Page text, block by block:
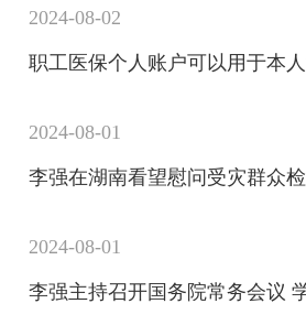
2024-08-02
2024-08-01
2024-08-01